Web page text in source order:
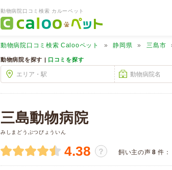
動物病院口コミ検索 カルーペット
動物病院口コミ検索 Calooペット 静岡県 三島市
動物病院を探す | 口コミを探す
三島動物病院
みしまどうぶつびょういん
4.38 ？ 飼い主の声 8 件：